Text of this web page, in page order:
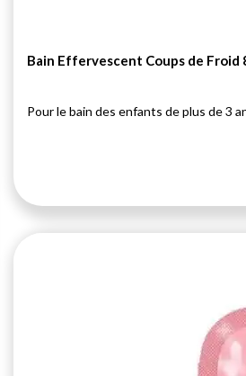
Bain Effervescent Coups de Froid
Pour le bain des enfants de plus de 3